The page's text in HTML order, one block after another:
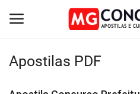
Apostilas PDF